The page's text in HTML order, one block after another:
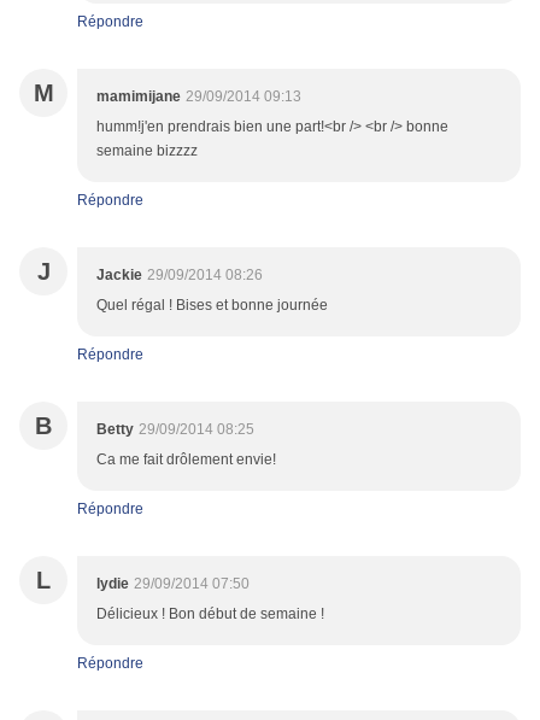
Répondre
M mamimijane 29/09/2014 09:13
humm!j'en prendrais bien une part!<br /> <br /> bonne
semaine bizzzz
Répondre
J Jackie 29/09/2014 08:26
Quel régal ! Bises et bonne journée
Répondre
B Betty 29/09/2014 08:25
Ca me fait drôlement envie!
Répondre
L lydie 29/09/2014 07:50
Délicieux ! Bon début de semaine !
Répondre